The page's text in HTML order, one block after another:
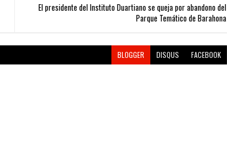
El presidente del Instituto Duartiano se queja por abandono del
Parque Temático de Barahona
BLOGGER DISQUS FACEBOOK